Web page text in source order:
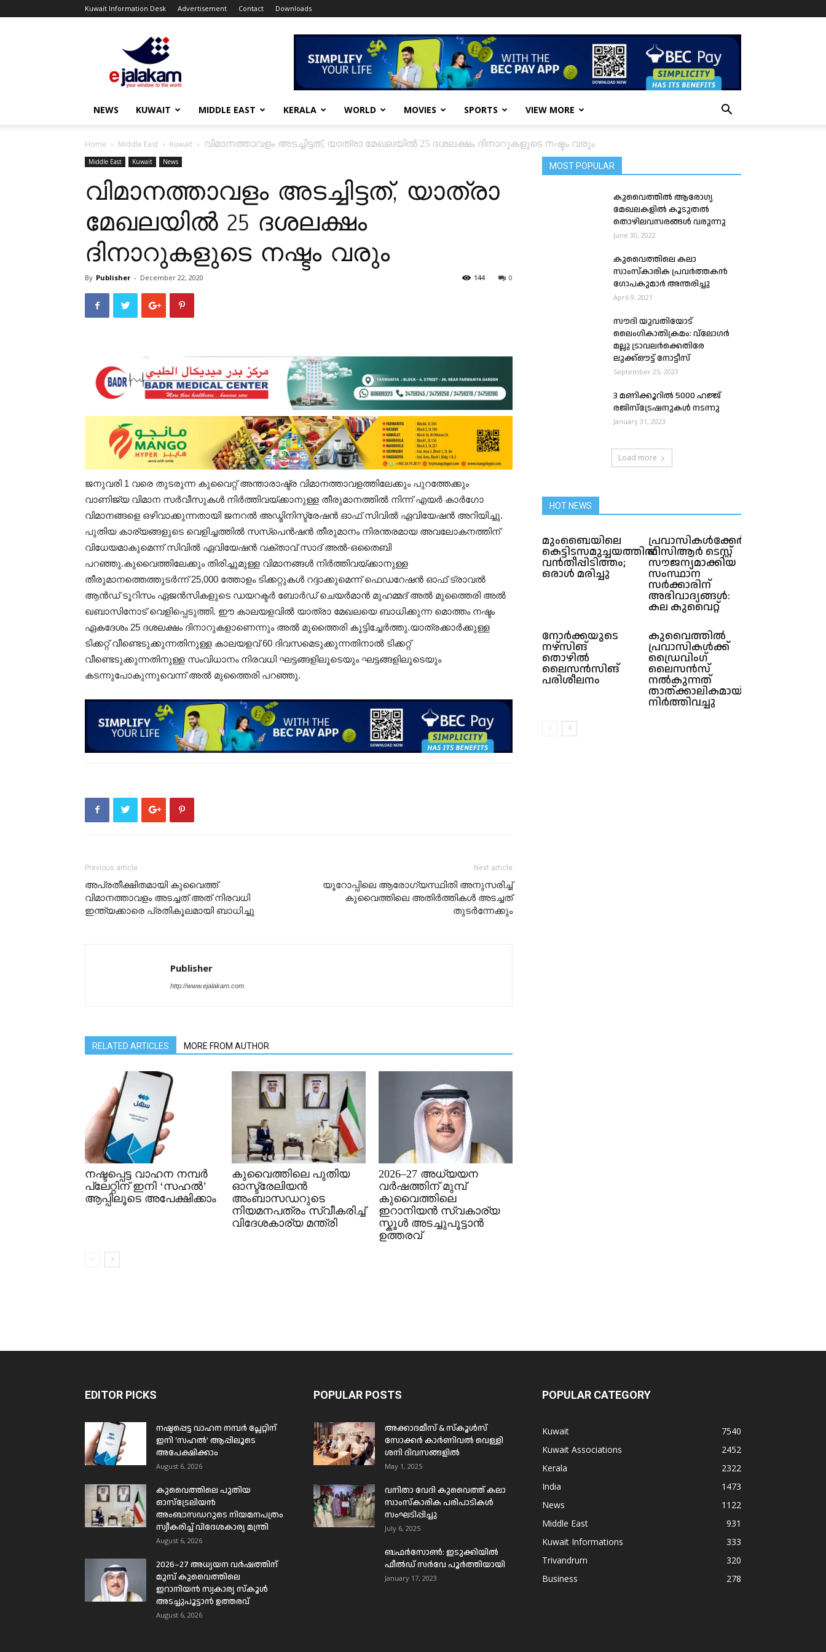
Kuwait Information Desk Advertisement Contact Downloads
ejalakam
NEWS KUWAIT MIDDLE EAST KERALA WORLD MOVIES SPORTS VIEW MORE
Home Middle East Kuwait വിമാനത്താവളം അടച്ചിട്ടത്, യാത്രാ മേഖലയിൽ 25 ദശലക്ഷം ദിനാറുകളുടെ നഷ്ടം വരും
Middle East Kuwait News
വിമാനത്താവളം അടച്ചിട്ടത്, യാത്രാ
മേഖലയിൽ 25 ദശലക്ഷം
ദിനാറുകളുടെ നഷ്ടം വരും
By Publisher - December 22, 2020 0
144
ജനുവരി 1 വരെ തുടരുന്ന കുവൈറ്റ് അന്താരാഷ്ട്ര വിമാനത്താവളത്തിലേക്കും പുറത്തേക്കും
വാണിജ്യ വിമാന സർവീസുകൾ നിർത്തിവയ്ക്കാനുള്ള തീരുമാനത്തിൽ നിന്ന് എയർ കാർഗോ
വിമാനങ്ങളെ ഒഴിവാക്കുന്നതായി ജനറൽ അഡ്മിനിസ്ട്രേഷൻ ഓഫ് സിവിൽ ഏവിയേഷൻ അറിയിച്ചു.
പുതിയ കാര്യങ്ങളുടെ വെളിച്ചത്തിൽ സസ്പെൻഷൻ തീരുമാനം നിരന്തരമായ അവലോകനത്തിന്
വിധേയമാകുമെന്ന് സിവിൽ ഏവിയേഷൻ വക്താവ് സാദ് അൽ-ഒതൈബി
പറഞ്ഞു.കുവൈത്തിലേക്കും തിരിച്ചുമുള്ള വിമാനങ്ങൾ നിർത്തിവയ്ക്കാനുള്ള
തീരുമാനത്തെത്തുടർന്ന് 25,000 ത്തോളം ടിക്കറ്റുകൾ റദ്ദാക്കുമെന്ന് ഫെഡറേഷൻ ഓഫ് ട്രാവൽ
ആൻഡ് ടൂറിസം ഏജൻസികളുടെ ഡയറക്ടർ ബോർഡ് ചെയർമാൻ മുഹമ്മദ് അൽ മുത്തൈരി അൽ
ഖബാസിനോട് വെളിപ്പെടുത്തി. ഈ കാലയളവിൽ യാത്രാ മേഖലയെ ബാധിക്കുന്ന മൊത്തം നഷ്ടം
ഏകദേശം 25 ദശലക്ഷം ദിനാറുകളാണെന്നും അൽ മുത്തൈരി കൂട്ടിച്ചേർത്തു.യാത്രക്കാർക്കുള്ള
ടിക്കറ്റ് വീണ്ടെടുക്കുന്നതിനുള്ള കാലയളവ് 60 ദിവസമെടുക്കുന്നതിനാൽ ടിക്കറ്റ്
വീണ്ടെടുക്കുന്നതിനുള്ള സംവിധാനം നിരവധി ഘട്ടങ്ങളിലൂടെയും ഘട്ടങ്ങളിലൂടെയും
കടന്നുപോകുന്നുവെന്ന് അൽ മുത്തൈരി പറഞ്ഞു.
Previous article
അപ്രതീക്ഷിതമായി കുവൈത്ത്
വിമാനത്താവളം അടച്ചത് അത് നിരവധി
ഇന്ത്യക്കാരെ പ്രതികൂലമായി ബാധിച്ചു
Next article
യൂറോപ്പിലെ ആരോഗ്യസ്ഥിതി അനുസരിച്ച്
കുവൈത്തിലെ അതിർത്തികൾ അടച്ചത്
തുടർന്നേക്കും
Publisher
http://www.ejalakam.com
RELATED ARTICLES MORE FROM AUTHOR
നഷ്ടപ്പെട്ട വാഹന നമ്പർ
പ്ലേറ്റിന് ഇനി ‘സഹൽ’
ആപ്പിലൂടെ അപേക്ഷിക്കാം
കുവൈത്തിലെ പുതിയ
ഓസ്ട്രേലിയൻ
അംബാസഡറുടെ
നിയമനപത്രം സ്വീകരിച്ച്
വിദേശകാര്യ മന്ത്രി
2026–27 അധ്യയന
വർഷത്തിന് മുമ്പ്
കുവൈത്തിലെ
ഇറാനിയൻ സ്വകാര്യ
സ്കൂൾ അടച്ചുപൂട്ടാൻ
ഉത്തരവ്
MOST POPULAR
കുവൈത്തിൽ ആരോഗ്യ
മേഖലകളില്‍ കൂടുതല്‍
തൊഴിലവസരങ്ങള്‍ വരുന്നു
June 30, 2022
കുവൈത്തിലെ കലാ
സാംസ്കാരിക പ്രവർത്തകൻ
ഗോപകുമാർ അന്തരിച്ചു
April 9, 2021
സൗദി യുവതിയോട്
ലൈംഗികാതിക്രമം: വ്ലോഗർ
മല്ലു ട്രാവലർക്കെതിരേ
ലുക്ക്ഔട്ട് നോട്ടീസ്
September 25, 2023
3 മണിക്കൂറിൽ 5000 ഹജ്ജ്
രജിസ്ട്രേഷനുകൾ നടന്നു
January 31, 2023
Load more
HOT NEWS
മുംബൈയിലെ
കെട്ടിടസമുച്ചയത്തിൽ
വൻതീപ്പിടിത്തം;
ഒരാൾ മരിച്ചു
പ്രവാസികള്‍ക്കേര്‍പ്പെടുത്തിയ
പിസി‌ആര്‍ ടെസ്റ്റ്‌
സൗജന്യമാക്കിയ
സംസ്ഥാന
സർക്കാരിന്
അഭിവാദ്യങ്ങൾ:
കല കുവൈറ്റ്
നോർക്കയുടെ
നഴ്സിങ്
തൊഴിൽ
ലൈസൻസിങ്
പരിശീലനം
കുവൈത്തിൽ
പ്രവാസികള്‍ക്ക്
ഡ്രൈവിംഗ്
ലൈസന്‍സ്
നല്‍കുന്നത്
താത്ക്കാലികമായി
നിര്‍ത്തിവച്ചു
EDITOR PICKS
നഷ്ടപ്പെട്ട വാഹന നമ്പർ പ്ലേറ്റിന്
ഇനി ‘സഹൽ’ ആപ്പിലൂടെ
അപേക്ഷിക്കാം
August 6, 2026
കുവൈത്തിലെ പുതിയ
ഓസ്ട്രേലിയൻ
അംബാസഡറുടെ നിയമനപത്രം
സ്വീകരിച്ച് വിദേശകാര്യ മന്ത്രി
August 6, 2026
2026–27 അധ്യയന വർഷത്തിന്
മുമ്പ് കുവൈത്തിലെ
ഇറാനിയൻ സ്വകാര്യ സ്കൂൾ
അടച്ചുപൂട്ടാൻ ഉത്തരവ്
August 6, 2026
POPULAR POSTS
അക്കാദമീസ് & സ്കൂൾസ്
സോക്കർ കാർണിവൽ വെള്ളി
ശനി ദിവസങ്ങളിൽ
May 1, 2025
വനിതാ വേദി കുവൈത്ത് കലാ
സാംസ്കാരിക പരിപാടികൾ
സംഘടിപ്പിച്ചു
July 6, 2025
ബഫര്‍സോണ്‍: ഇടുക്കിയില്‍
ഫീല്‍ഡ് സര്‍വേ പൂര്‍ത്തിയായി
January 17, 2023
POPULAR CATEGORY
Kuwait
7540
Kuwait Associations
2452
Kerala
2322
India
1473
News
1122
Middle East
931
Kuwait Informations
333
Trivandrum
320
Business
278